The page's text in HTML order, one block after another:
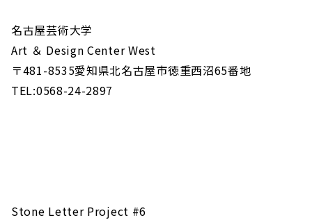
名古屋芸術大学
Art ＆ Design Center West
〒481-8535愛知県北名古屋市徳重西沼65番地
TEL:0568-24-2897
Stone Letter Project #6